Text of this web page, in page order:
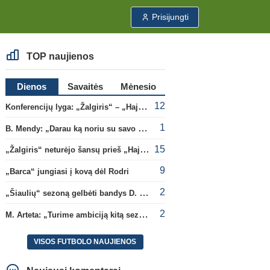
Prisijungti
TOP naujienos
Dienos Savaitės
Mėnesio
Konferencijų lyga: „Žalgiris“ – „Hajduk“ (rungtynės tiesiogiai)
12
B. Mendy: „Darau ką noriu su savo pasaulio čempionato titulu“ 1
„Žalgiris“ neturėjo šansų prieš „Hajduk“ 15
„Barca“ jungiasi į kovą dėl Rodri 9
„Šiaulių“ sezoną gelbėti bandys D. Lastauskas 2
M. Arteta: „Turime ambiciją kitą sezoną kovoti dėl visų titulų“ 2
VISOS FUTBOLO NAUJIENOS